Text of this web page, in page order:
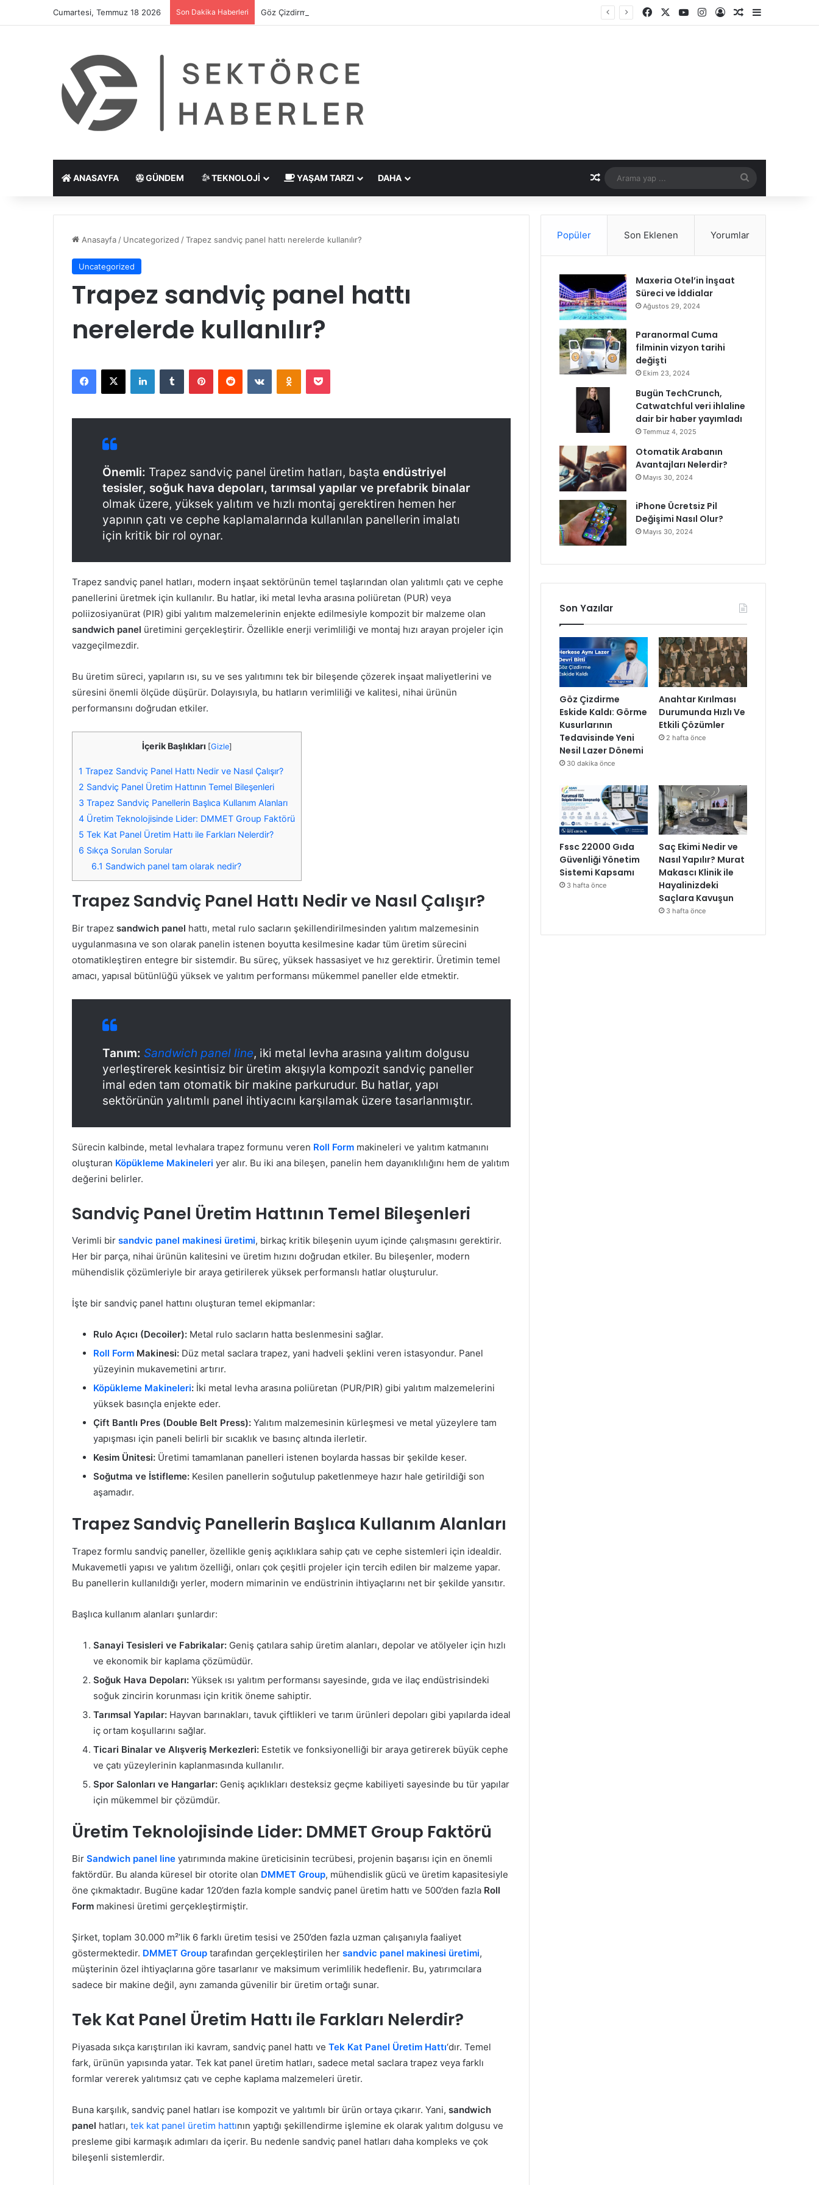
Cumartesi, Temmuz 18 2026 Son Dakika Haberleri Göz Çizdirme Eskide Kaldı: Görme Kusurlarının Tedavisinde Yeni Nesil Lazer Dönemi Facebook YouTubeInstagramKayıt OlRastgele Makale
ANASAYFA GÜNDEM TEKNOLOJI YAŞAM TARZI DAHA Rastgele Makale
yap
Anasayfa / Uncategorized /Trapez sandviç panel hattı nerelerde kullanılır?
Uncategorized
Trapez sandviç panel hattı
nerelerde kullanılır?
Önemli: Trapez sandviç panel üretim hatları, başta endüstriyel
tesisler, soğuk hava depoları, tarımsal yapılar ve prefabrik binalar
olmak üzere, yüksek yalıtım ve hızlı montaj gerektiren hemen her
yapının çatı ve cephe kaplamalarında kullanılan panellerin imalatı
için kritik bir rol oynar.
Trapez sandviç panel hatları, modern inşaat sektörünün temel taşlarından olan yalıtımlı çatı ve cephe
panellerini üretmek için kullanılır. Bu hatlar, iki metal levha arasına poliüretan (PUR) veya
poliizosiyanürat (PIR) gibi yalıtım malzemelerinin enjekte edilmesiyle kompozit bir malzeme olan
sandwich panel üretimini gerçekleştirir. Özellikle enerji verimliliği ve montaj hızı arayan projeler için
vazgeçilmezdir.
Bu üretim süreci, yapıların ısı, su ve ses yalıtımını tek bir bileşende çözerek inşaat maliyetlerini ve
süresini önemli ölçüde düşürür. Dolayısıyla, bu hatların verimliliği ve kalitesi, nihai ürünün
performansını doğrudan etkiler.
İçerik Başlıkları [Gizle]
1 Trapez Sandviç Panel Hattı Nedir ve Nasıl Çalışır?
2 Sandviç Panel Üretim Hattının Temel Bileşenleri
3 Trapez Sandviç Panellerin Başlıca Kullanım Alanları
4 Üretim Teknolojisinde Lider: DMMET Group Faktörü
5 Tek Kat Panel Üretim Hattı ile Farkları Nelerdir?
6 Sıkça Sorulan Sorular
6.1 Sandwich panel tam olarak nedir?
Trapez Sandviç Panel Hattı Nedir ve Nasıl Çalışır?
Bir trapez sandwich panel hattı, metal rulo sacların şekillendirilmesinden yalıtım malzemesinin
uygulanmasına ve son olarak panelin istenen boyutta kesilmesine kadar tüm üretim sürecini
otomatikleştiren entegre bir sistemdir. Bu süreç, yüksek hassasiyet ve hız gerektirir. Üretimin temel
amacı, yapısal bütünlüğü yüksek ve yalıtım performansı mükemmel paneller elde etmektir.
Tanım: Sandwich panel line, iki metal levha arasına yalıtım dolgusu
yerleştirerek kesintisiz bir üretim akışıyla kompozit sandviç paneller
imal eden tam otomatik bir makine parkurudur. Bu hatlar, yapı
sektörünün yalıtımlı panel ihtiyacını karşılamak üzere tasarlanmıştır.
Sürecin kalbinde, metal levhalara trapez formunu veren Roll Form makineleri ve yalıtım katmanını
oluşturan Köpükleme Makineleri yer alır. Bu iki ana bileşen, panelin hem dayanıklılığını hem de yalıtım
değerini belirler.
Sandviç Panel Üretim Hattının Temel Bileşenleri
Verimli bir sandvic panel makinesi üretimi, birkaç kritik bileşenin uyum içinde çalışmasını gerektirir.
Her bir parça, nihai ürünün kalitesini ve üretim hızını doğrudan etkiler. Bu bileşenler, modern
mühendislik çözümleriyle bir araya getirilerek yüksek performanslı hatlar oluşturulur.
İşte bir sandviç panel hattını oluşturan temel ekipmanlar:
Rulo Açıcı (Decoiler): Metal rulo sacların hatta beslenmesini sağlar.
Roll Form Makinesi: Düz metal saclara trapez, yani hadveli şeklini veren istasyondur. Panel
yüzeyinin mukavemetini artırır.
Köpükleme Makineleri: İki metal levha arasına poliüretan (PUR/PIR) gibi yalıtım malzemelerini
yüksek basınçla enjekte eder.
Çift Bantlı Pres (Double Belt Press): Yalıtım malzemesinin kürleşmesi ve metal yüzeylere tam
yapışması için paneli belirli bir sıcaklık ve basınç altında ilerletir.
Kesim Ünitesi: Üretimi tamamlanan panelleri istenen boylarda hassas bir şekilde keser.
Soğutma ve İstifleme: Kesilen panellerin soğutulup paketlenmeye hazır hale getirildiği son
aşamadır.
Trapez Sandviç Panellerin Başlıca Kullanım Alanları
Trapez formlu sandviç paneller, özellikle geniş açıklıklara sahip çatı ve cephe sistemleri için idealdir.
Mukavemetli yapısı ve yalıtım özelliği, onları çok çeşitli projeler için tercih edilen bir malzeme yapar.
Bu panellerin kullanıldığı yerler, modern mimarinin ve endüstrinin ihtiyaçlarını net bir şekilde yansıtır.
Başlıca kullanım alanları şunlardır:
Sanayi Tesisleri ve Fabrikalar: Geniş çatılara sahip üretim alanları, depolar ve atölyeler için hızlı
ve ekonomik bir kaplama çözümüdür.
Soğuk Hava Depoları: Yüksek ısı yalıtım performansı sayesinde, gıda ve ilaç endüstrisindeki
soğuk zincirin korunması için kritik öneme sahiptir.
Tarımsal Yapılar: Hayvan barınakları, tavuk çiftlikleri ve tarım ürünleri depoları gibi yapılarda ideal
iç ortam koşullarını sağlar.
Ticari Binalar ve Alışveriş Merkezleri: Estetik ve fonksiyonelliği bir araya getirerek büyük cephe
ve çatı yüzeylerinin kaplanmasında kullanılır.
Spor Salonları ve Hangarlar: Geniş açıklıkları desteksiz geçme kabiliyeti sayesinde bu tür yapılar
için mükemmel bir çözümdür.
Üretim Teknolojisinde Lider: DMMET Group Faktörü
Bir Sandwich panel line yatırımında makine üreticisinin tecrübesi, projenin başarısı için en önemli
faktördür. Bu alanda küresel bir otorite olan DMMET Group, mühendislik gücü ve üretim kapasitesiyle
öne çıkmaktadır. Bugüne kadar 120’den fazla komple sandviç panel üretim hattı ve 500’den fazla Roll
Form makinesi üretimi gerçekleştirmiştir.
Şirket, toplam 30.000 m²’lik 6 farklı üretim tesisi ve 250’den fazla uzman çalışanıyla faaliyet
göstermektedir. DMMET Group tarafından gerçekleştirilen her sandvic panel makinesi üretimi,
müşterinin özel ihtiyaçlarına göre tasarlanır ve maksimum verimlilik hedeflenir. Bu, yatırımcılara
sadece bir makine değil, aynı zamanda güvenilir bir üretim ortağı sunar.
Tek Kat Panel Üretim Hattı ile Farkları Nelerdir?
Piyasada sıkça karıştırılan iki kavram, sandviç panel hattı ve Tek Kat Panel Üretim Hattı‘dır. Temel
fark, ürünün yapısında yatar. Tek kat panel üretim hatları, sadece metal saclara trapez veya farklı
formlar vererek yalıtımsız çatı ve cephe kaplama malzemeleri üretir.
Buna karşılık, sandviç panel hatları ise kompozit ve yalıtımlı bir ürün ortaya çıkarır. Yani, sandwich
panel hatları, tek kat panel üretim hattının yaptığı şekillendirme işlemine ek olarak yalıtım dolgusu ve
presleme gibi karmaşık adımları da içerir. Bu nedenle sandviç panel hatları daha kompleks ve çok
bileşenli sistemlerdir.
Popüler Son Eklenen Yorumlar
Maxeria Otel’in İnşaat
Süreci ve İddialar
Ağustos 29, 2024
Paranormal Cuma
filminin vizyon tarihi
değişti
Ekim 23, 2024
Bugün TechCrunch,
Catwatchful veri ihlaline
dair bir haber yayımladı
Temmuz 4, 2025
Otomatik Arabanın
Avantajları Nelerdir?
Mayıs 30, 2024
iPhone Ücretsiz Pil
Değişimi Nasıl Olur?
Mayıs 30, 2024
Son Yazılar
Göz Çizdirme
Eskide Kaldı: Görme
Kusurlarının
Tedavisinde Yeni
Nesil Lazer Dönemi
30 dakika önce
Anahtar Kırılması
Durumunda Hızlı Ve
Etkili Çözümler
2 hafta önce
Fssc 22000 Gıda
Güvenliği Yönetim
Sistemi Kapsamı
3 hafta önce
Saç Ekimi Nedir ve
Nasıl Yapılır? Murat
Makascı Klinik ile
Hayalinizdeki
Saçlara Kavuşun
3 hafta önce